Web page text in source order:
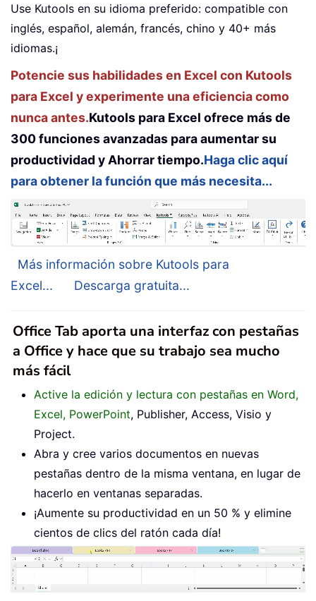
Use Kutools en su idioma preferido: compatible con
inglés, español, alemán, francés, chino y 40+ más
idiomas.¡
Potencie sus habilidades en Excel con Kutools
para Excel y experimente una eficiencia como
nunca antes.Kutools para Excel ofrece más de
300 funciones avanzadas para aumentar su
productividad y Ahorrar tiempo.Haga clic aquí
para obtener la función que más necesita...
Más información sobre Kutools para
Excel...
Descarga gratuita...
Office Tab aporta una interfaz con pestañas
a Office y hace que su trabajo sea mucho
más fácil
Active la edición y lectura con pestañas en Word,
Excel, PowerPoint, Publisher, Access, Visio y
Project.
Abra y cree varios documentos en nuevas
pestañas dentro de la misma ventana, en lugar de
hacerlo en ventanas separadas.
¡Aumente su productividad en un 50 % y elimine
cientos de clics del ratón cada día!